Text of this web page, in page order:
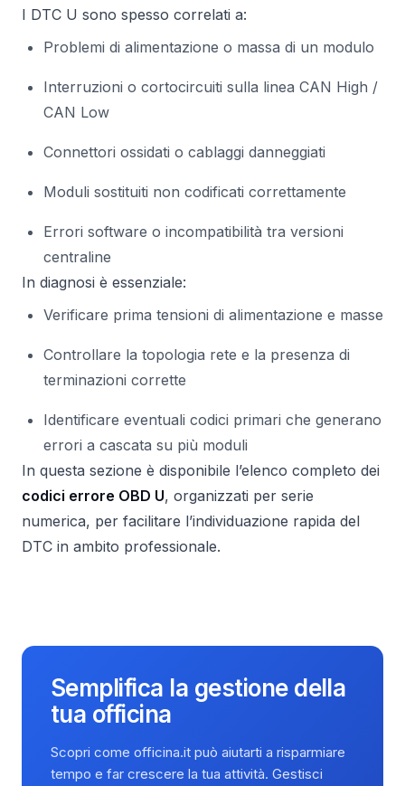
I DTC U sono spesso correlati a:
Problemi di alimentazione o massa di un modulo
Interruzioni o cortocircuiti sulla linea CAN High /
CAN Low
Connettori ossidati o cablaggi danneggiati
Moduli sostituiti non codificati correttamente
Errori software o incompatibilità tra versioni
centraline
In diagnosi è essenziale:
Verificare prima tensioni di alimentazione e masse
Controllare la topologia rete e la presenza di
terminazioni corrette
Identificare eventuali codici primari che generano
errori a cascata su più moduli
In questa sezione è disponibile l’elenco completo dei
codici errore OBD U, organizzati per serie
numerica, per facilitare l’individuazione rapida del
DTC in ambito professionale.
Semplifica la gestione della
tua officina
Scopri come officina.it può aiutarti a risparmiare
tempo e far crescere la tua attività. Gestisci